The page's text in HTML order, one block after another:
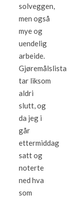
solveggen,
men også
mye og
uendelig
arbeide.
Gjøremålslista
tar liksom
aldri
slutt, og
da jeg i
går
ettermiddag
satt og
noterte
ned hva
som